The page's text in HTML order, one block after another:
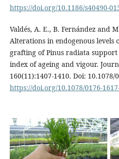
https://doi.org/10.1186/s40490-
Valdés, A. E., B. Fernández and
Alterations in endogenous
grafting of Pinus radiata
index of ageing and vigour.
160(11):1407-1410. Doi: 10.1078/
https://doi.org/10.1078/0176-